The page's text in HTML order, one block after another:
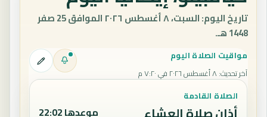
تاريخ اليوم: السبت، ٨ أغسطس ٢٠٢٦ الموافق 25 صفر
1448 هـ.
مواقيت الصلاة اليوم
آخر تحديث:٨ أغسطس ٢٠٢٦ في ٧:٢٠ م
الصلاة القادمة
موعدها 22:02